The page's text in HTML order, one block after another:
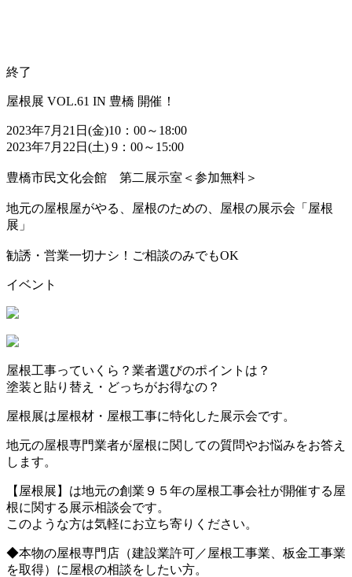
終了
屋根展 VOL.61 IN 豊橋 開催！
2023年7月21日(金)10：00～18:00
2023年7月22日(土) 9：00～15:00
豊橋市民文化会館 第二展示室＜参加無料＞
地元の屋根屋がやる、屋根のための、屋根の展示会「屋根
展」
勧誘・営業一切ナシ！ご相談のみでもOK
イベント
屋根工事っていくら？業者選びのポイントは？
塗装と貼り替え・どっちがお得なの？
屋根展は屋根材・屋根工事に特化した展示会です。
地元の屋根専門業者が屋根に関しての質問やお悩みをお答え
します。
【屋根展】は地元の創業９５年の屋根工事会社が開催する屋
根に関する展示相談会です。
このような方は気軽にお立ち寄りください。
◆本物の屋根専門店（建設業許可／屋根工事業、板金工事業
を取得）に屋根の相談をしたい方。